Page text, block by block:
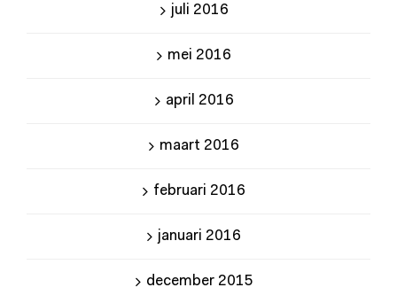
juli 2016
mei 2016
april 2016
maart 2016
februari 2016
januari 2016
december 2015